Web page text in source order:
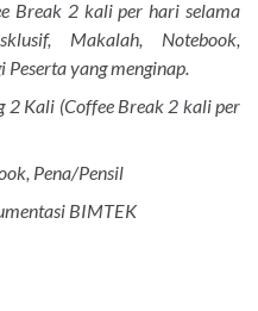
Break 2 kali per hari selama
Makalah, Notebook,
yang menginap.
2 Kali (Coffee Break 2 kali per
Pena/Pensil
BIMTEK